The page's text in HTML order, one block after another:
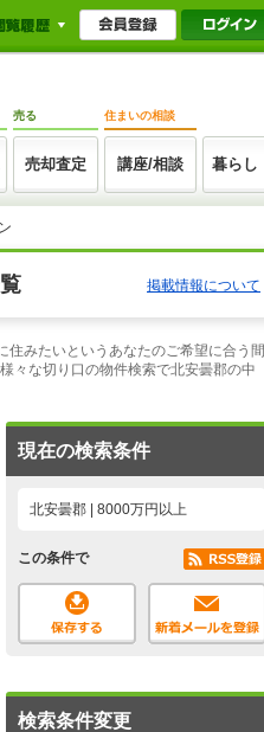
売る
売却査定
住まいの相談
講座/相談 暮らし
掲載情報について
みたいというあなたのご希望に合う間
々な切り口の物件検索で北安曇郡の中
現在の検索条件
北安曇郡 | 8000万円以上
この条件で
検索条件変更